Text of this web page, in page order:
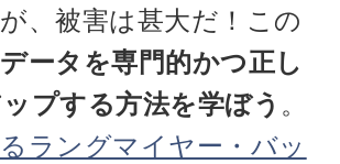
、被害は甚大だ！この
データを専門的かつ正し
プする方法を学ぼう 。
ラングマイヤー・バッ